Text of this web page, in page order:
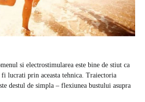
si electrostimularea este bine de stiut ca
lucrati prin aceasta tehnica. Traiectoria
destul de simpla – flexiunea bustului asupra